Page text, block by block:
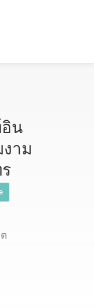
น
าม